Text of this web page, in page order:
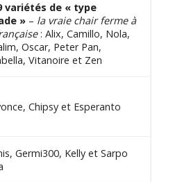
variétés de « type
»– la vraie chair ferme à
: Alix, Camillo, Nola,
Oscar, Peter Pan,
Vitanoire et Zen
Chipsy et Esperanto
Germi300, Kelly et Sarpo